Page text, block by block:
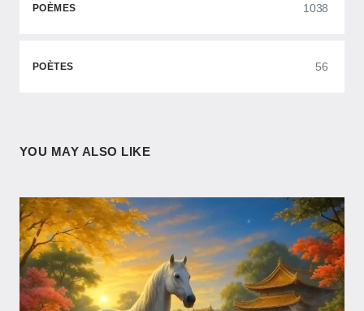
POÈMES 1038
POÈTES 56
YOU MAY ALSO LIKE